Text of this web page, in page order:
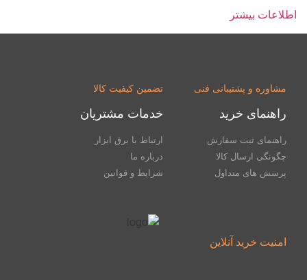
اطلاعات بیشتر
مشاوره و پشتیبانی فنی
راهنمای خرید
راهنمای ثبت سفارش
چگونگی ارسال کالا
پرسش های متداول
تضمین کیفیت کالا
خدمات مشتریان
ارتباط با برق ابزار
درباره ما
شرایط و قوانین
امنیت خرید آنلاین